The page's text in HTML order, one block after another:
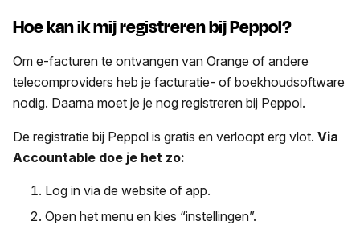
Hoe kan ik mij registreren bij Peppol?
Om e-facturen te ontvangen van Orange of andere
telecomproviders heb je facturatie- of boekhoudsoftware
nodig. Daarna moet je je nog registreren bij Peppol.
De registratie bij Peppol is gratis en verloopt erg vlot. Via
Accountable doe je het zo:
Log in via de website of app.
Open het menu en kies “instellingen”.